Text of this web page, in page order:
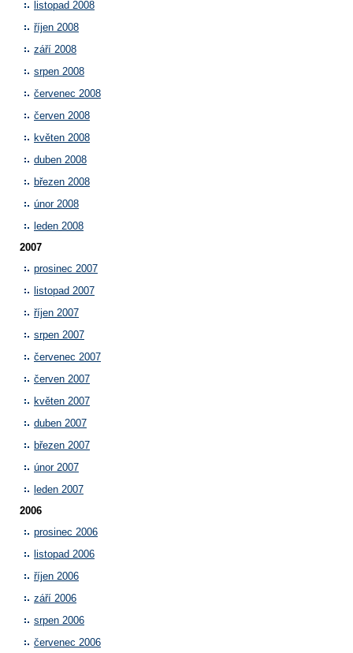
listopad 2008
říjen 2008
září 2008
srpen 2008
červenec 2008
červen 2008
květen 2008
duben 2008
březen 2008
únor 2008
leden 2008
2007
prosinec 2007
listopad 2007
říjen 2007
srpen 2007
červenec 2007
červen 2007
květen 2007
duben 2007
březen 2007
únor 2007
leden 2007
2006
prosinec 2006
listopad 2006
říjen 2006
září 2006
srpen 2006
červenec 2006